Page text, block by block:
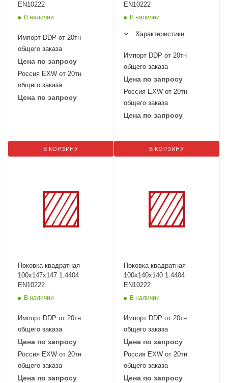
EN10222
В наличии
Импорт DDP от 20тн
общего заказа
Цена по запросу
Россия EXW от 20тн
общего заказа
Цена по запросу
В КОРЗИНУ
EN10222
В наличии
Характеристики
Импорт DDP от 20тн
общего заказа
Цена по запросу
Россия EXW от 20тн
общего заказа
Цена по запросу
В КОРЗИНУ
Поковка квадратная
100х147х147 1.4404
EN10222
В наличии
Импорт DDP от 20тн
общего заказа
Цена по запросу
Россия EXW от 20тн
общего заказа
Цена по запросу
Поковка квадратная
100х140х140 1.4404
EN10222
В наличии
Импорт DDP от 20тн
общего заказа
Цена по запросу
Россия EXW от 20тн
общего заказа
Цена по запросу